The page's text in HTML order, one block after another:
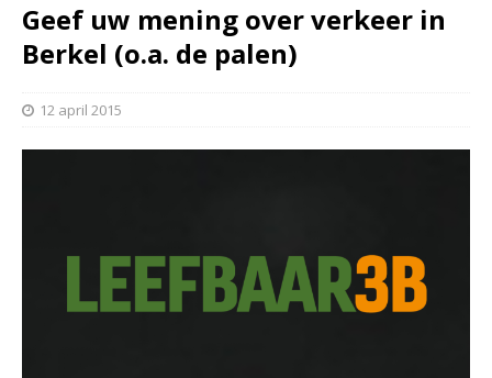
Geef uw mening over verkeer in
Berkel (o.a. de palen)
12 april 2015